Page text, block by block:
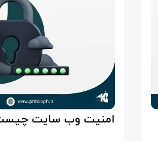
امنیت وب سایت